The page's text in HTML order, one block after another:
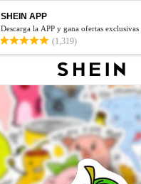
SHEIN APP
Descarga la APP y gana ofertas exclusivas
(1,319)